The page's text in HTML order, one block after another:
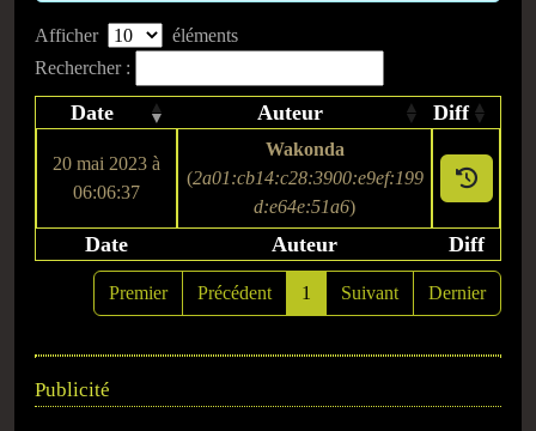
Afficher
éléments
Rechercher :
Date Auteur Diff
20 mai 2023 à
06:06:37
Wakonda
(2a01:cb14:c28:3900:e9ef:199
d:e64e:51a6)
Date Auteur Diff
Premier Précédent 1 Suivant Dernier
Publicité